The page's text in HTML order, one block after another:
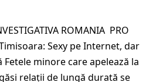
ROMANIA PRO
Timisoara: Sexy pe Internet, dar
minore care apelează la
relaţii de lungă durată se